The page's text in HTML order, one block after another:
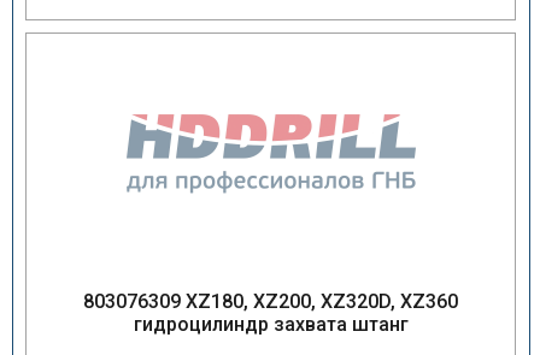
803076309 XZ180, XZ200, XZ320D, XZ360
гидроцилиндр захвата штанг